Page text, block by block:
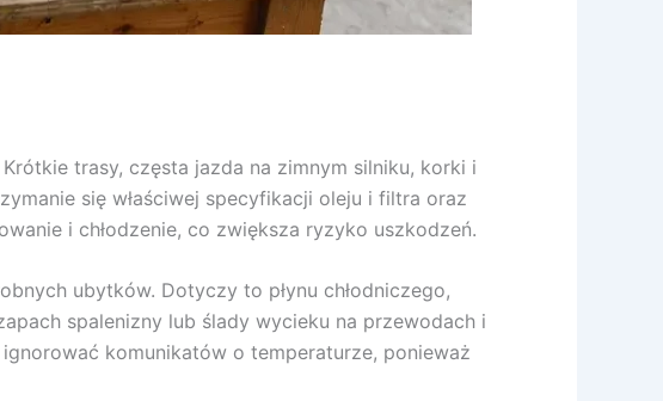
trasy, częsta jazda na zimnym silniku, korki i
się właściwej specyfikacji oleju i filtra oraz
i chłodzenie, co zwiększa ryzyko uszkodzeń.
ubytków. Dotyczy to płynu chłodniczego,
spalenizny lub ślady wycieku na przewodach i
komunikatów o temperaturze, ponieważ